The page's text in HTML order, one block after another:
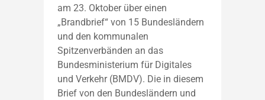
am 23. Oktober über einen
„Brandbrief“ von 15 Bundesländern
und den kommunalen
Spitzenverbänden an das
Bundesministerium für Digitales
und Verkehr (BMDV). Die in diesem
Brief von den Bundesländern und